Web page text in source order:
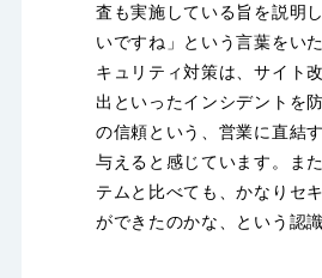
査も実施している旨を説明
いですね」という言葉をい
キュリティ対策は、サイト
出といったインシデントを
の信頼という、営業に直結
与えると感じています。ま
テムと比べても、かなりセ
ができたのかな、という認